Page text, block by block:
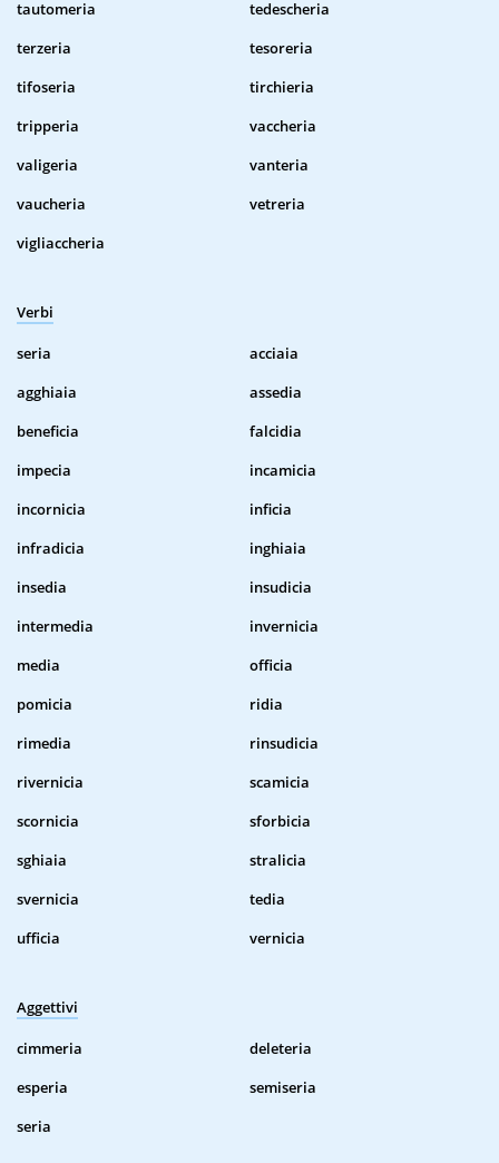
tautomeria
tedescheria
terzeria
tesoreria
tifoseria
tirchieria
tripperia
vaccheria
valigeria
vanteria
vaucheria
vetreria
vigliaccheria
Verbi
seria
acciaia
agghiaia
assedia
beneficia
falcidia
impecia
incamicia
incornicia
inficia
infradicia
inghiaia
insedia
insudicia
intermedia
invernicia
media
officia
pomicia
ridia
rimedia
rinsudicia
rivernicia
scamicia
scornicia
sforbicia
sghiaia
stralicia
svernicia
tedia
ufficia
vernicia
Aggettivi
cimmeria
deleteria
esperia
semiseria
seria